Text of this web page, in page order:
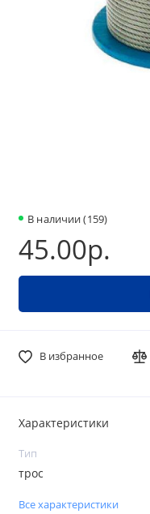
В наличии (159)
45.00р.
В избранное
Характеристики
Тип
трос
Все характеристики